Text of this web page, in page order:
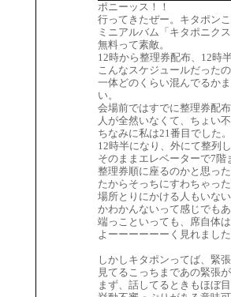
ポニーッス！！
行ってきたぜー。キタポン
ミニアルバム「キタポニク
無料って素敵。
12時から整理券配布、12時
こんなスケジュールだった
一体どのくらい混んでるか
い。
会場前ではすでに整理券配
人が全然いなくて、ちょい
ちなみに私は21番目でした
12時半になり、外にて整列
そのままエレベーターで7
整理券順に座るのかと思っ
たからそっちにすわちゃっ
場所とりにかける人もいな
かわかんないって感じでも
端っこといっても、席自体
よーーーーーーく見れまし
しかしキタポンってば、緊
見てるこっちまであの緊張
まず、話してるときもほぼ